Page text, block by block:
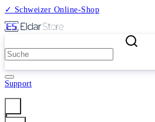
✓ Schweizer Online-Shop
Support